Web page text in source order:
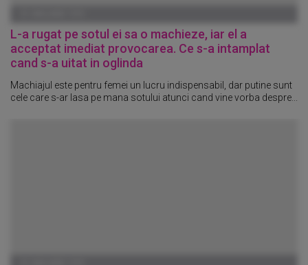
L-a rugat pe sotul ei sa o machieze, iar el a
acceptat imediat provocarea. Ce s-a intamplat
cand s-a uitat in oglinda
Machiajul este pentru femei un lucru indispensabil, dar putine sunt
cele care s-ar lasa pe mana sotului atunci cand vine vorba despre...